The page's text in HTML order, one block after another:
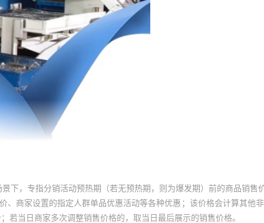
下，专指分销活动预热期（若无预热期，则为爆发期）前的商品销售
商家设置的指定人群单品优惠活动等各种优惠；该价格会计算其他
当日商家多次调整销售价格的，取当日最后展示的销售价格。